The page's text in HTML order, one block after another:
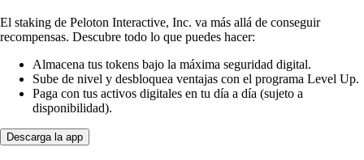
El staking de Peloton Interactive, Inc. va más allá de conseguir
recompensas. Descubre todo lo que puedes hacer:
Almacena tus tokens bajo la máxima seguridad digital.
Sube de nivel y desbloquea ventajas con el programa Level Up.
Paga con tus activos digitales en tu día a día (sujeto a
disponibilidad).
Descarga la app